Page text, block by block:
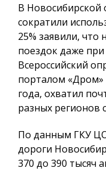
В Новосибирской
сократили
25% заявили, что
поездок даже
Всероссийский
порталом «Дром»
года, охватил
разных регионов
По данным ГКУ
дороги
370 до 390 тысяч